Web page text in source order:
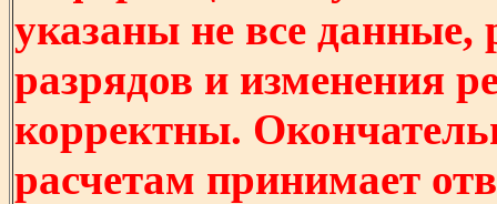
указаны не все
разрядов и изменения
корректны.
расчетам принимает